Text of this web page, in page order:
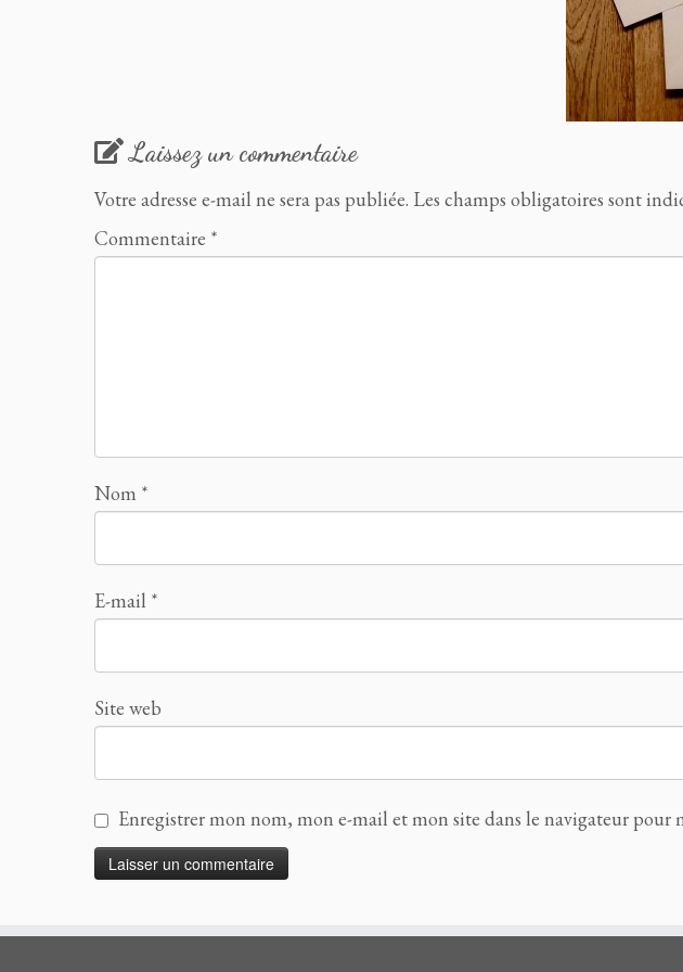
Laissez un commentaire
Votre adresse e-mail ne sera pas publiée. Les champs obligatoires sont
Commentaire *
Nom *
E-mail *
Site web
Enregistrer mon nom, mon e-mail et mon site dans le navigateur pour